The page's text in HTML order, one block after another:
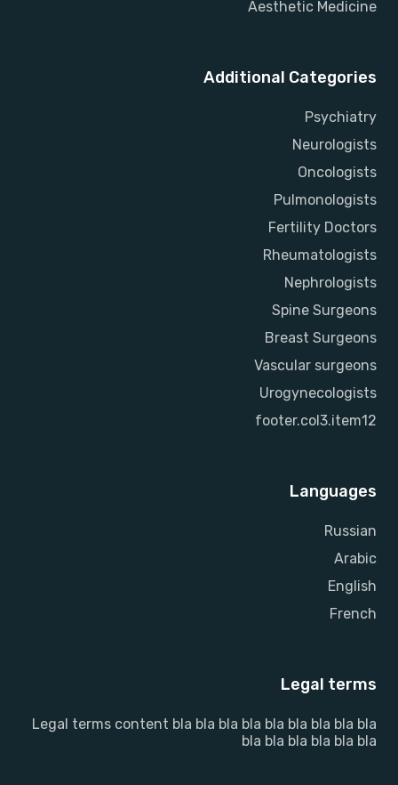
Aesthetic Medicine
Additional Categories
Psychiatry
Neurologists
Oncologists
Pulmonologists
Fertility Doctors
Rheumatologists
Nephrologists
Spine Surgeons
Breast Surgeons
Vascular surgeons
Urogynecologists
footer.col3.item12
Languages
Russian
Arabic
English
French
Legal terms
Legal terms content bla bla bla bla bla bla bla bla bla
bla bla bla bla bla bla